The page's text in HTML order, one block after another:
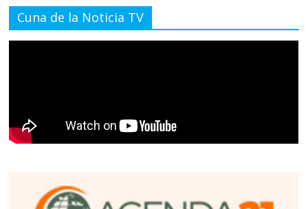
Cuna de la Noticia TV